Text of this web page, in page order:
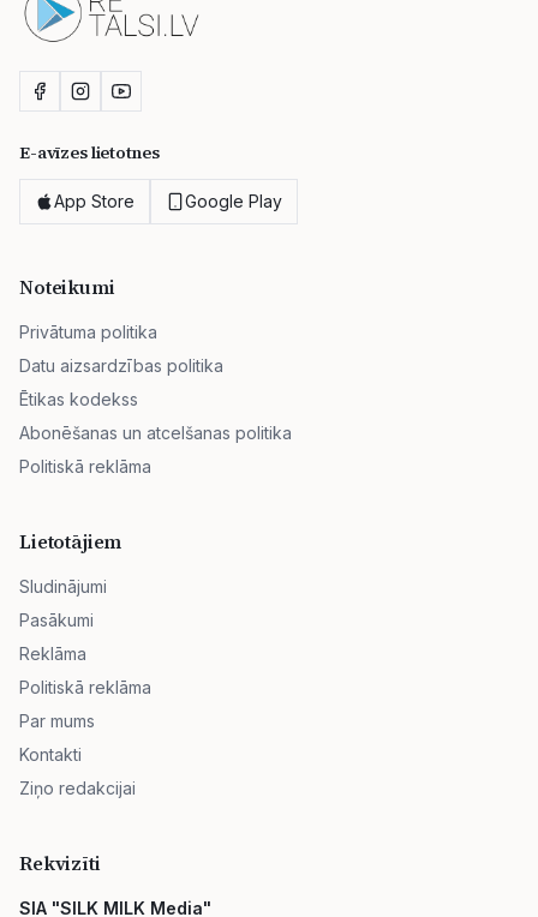
E-avīzes lietotnes
App Store Google Play
Noteikumi
Privātuma politika
Datu aizsardzības politika
Ētikas kodekss
Abonēšanas un atcelšanas politika
Politiskā reklāma
Lietotājiem
Sludinājumi
Pasākumi
Reklāma
Politiskā reklāma
Par mums
Kontakti
Ziņo redakcijai
Rekvizīti
SIA "SILK MILK Media"